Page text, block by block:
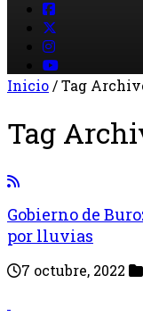
Inicio/Tag
Tag
Gobierno de
por lluvias
7 octubre, 2022